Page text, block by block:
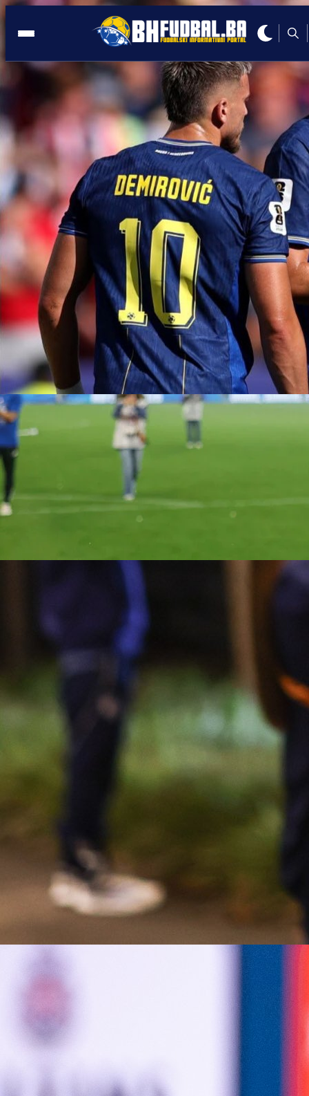
TRANSFER
12:29, 20.01.2026
SVE JE ZAVRŠENO: Edin Džeko
novi klub!
Autor:
Redakcija
12:29, 20.01.2026